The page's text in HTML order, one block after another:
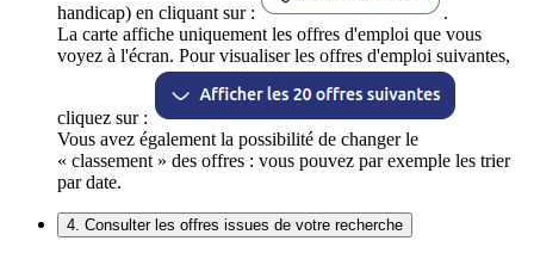
handicap) en cliquant sur :
.
La carte affiche uniquement les offres d'emploi que vous
voyez à l'écran. Pour visualiser les offres d'emploi suivantes,
cliquez sur :
Vous avez également la possibilité de changer le
« classement » des offres : vous pouvez par exemple les trier
par date.
4. Consulter les offres issues de votre recherche